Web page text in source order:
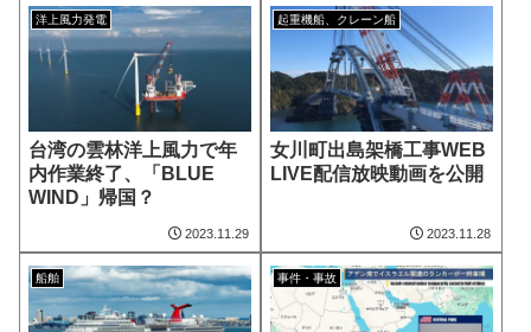
洋上風力発電
台湾の雲林洋上風力で年
内作業終了、「BLUE
WIND」帰国？
2023.11.29
起重機船、クレーン船
女川町出島架橋工事WEB
LIVE配信放映動画を公開
2023.11.28
船舶 事件・事故